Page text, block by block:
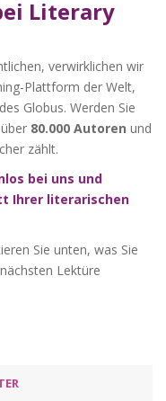
Literary
verwirklichen wir
Plattform der Welt,
Globus. Werden Sie
80.000 Autoren und
zählt.
bei uns und
Ihrer literarischen
Sie unten, was Sie
Lektüre